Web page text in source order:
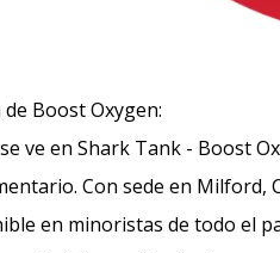
de Boost Oxygen:
ve en Shark Tank - Boost
Con sede en Milford,
en minoristas de todo el